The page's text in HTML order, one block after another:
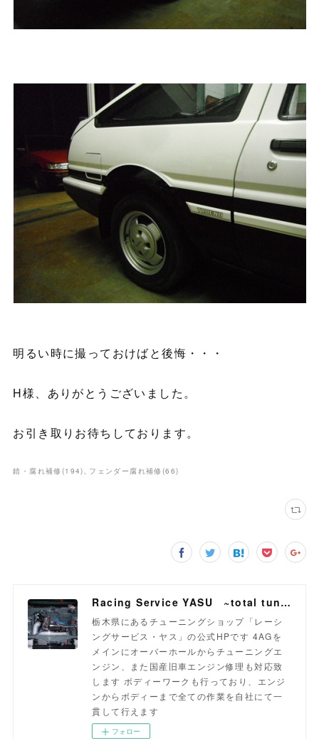
明るい時に撮っておけばと後悔・・・
H様、ありがとうございました。
お引き取りお待ちしております。
錆・腐れ補修(194) フェンダー腐れ補修(66)
Racing Service YASU ~total tuning proshop~
栃木県にあるチューニングショップ「レーシ
ングサービス・ヤス」の公式HPです 4AGを
メインにオーバーホールからチューニングエ
ンジン、また国産旧車エンジン修理も対応致
します ボディーワークも行っており、エンジ
ンからボディーまで全ての作業を自社にて一
貫して行えます
フォロー